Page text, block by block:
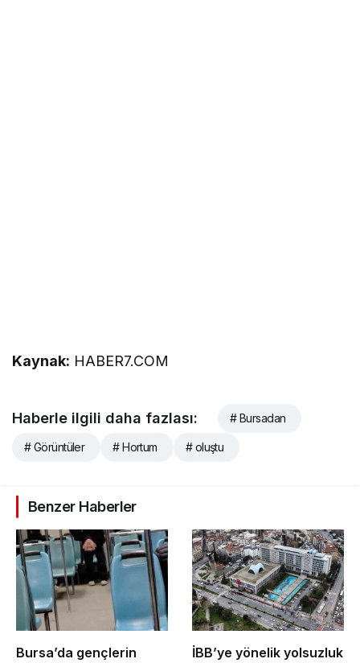
Kaynak: HABER7.COM
Haberle ilgili daha fazlası: # Bursadan
# Görüntüler # Hortum # oluştu
Benzer Haberler
Bursa’da gençlerin
İBB’ye yönelik yolsuzluk